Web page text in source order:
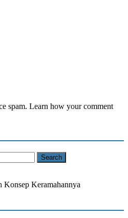
spam. Learn how your comment
Konsep Keramahannya